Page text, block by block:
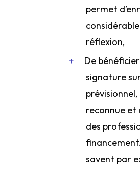
permet
réflexion,
De
signature
reconnue et
des
savent par